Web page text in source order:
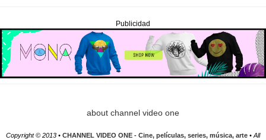
Publicidad
about channel video one
Copyright © 2013 • CHANNEL VIDEO ONE - Cine, películas, series, música, arte • All